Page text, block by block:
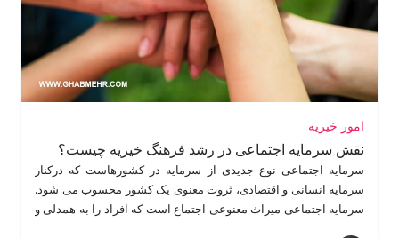
امور خیریه
نقش سرمایه اجتماعی در رشد فرهنگ خیریه چیست؟
سرمایه اجتماعی نوع جدیدی از سرمایه در کشورهاست که درکنار
سرمایه انسانی و اقتصادی، ثروت معنوی یک کشور محسوب می شود.
سرمایه اجتماعی میراث معنوعی اجتماع است که افراد را به همدلی و